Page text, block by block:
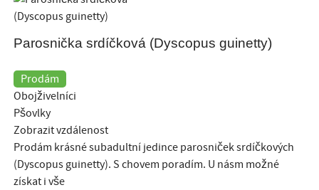
Parosnička srdíčková (Dyscopus guinetty)
Prodám
Obojživelníci
Pšovlky
Zobrazit vzdálenost
Prodám krásné subadultní jedince parosniček srdíčkových
(Dyscopus guinetty). S chovem poradím. U násm možné
získat i vše